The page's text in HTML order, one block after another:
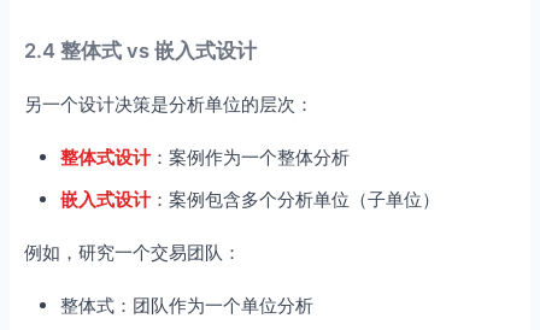
2.4 整体式 vs 嵌入式设计
另一个设计决策是分析单位的层次：
整体式设计：案例作为一个整体分析
嵌入式设计：案例包含多个分析单位（子单位）
例如，研究一个交易团队：
整体式：团队作为一个单位分析